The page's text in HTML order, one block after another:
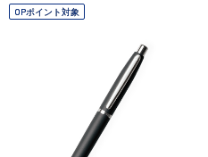
OPポイント対象